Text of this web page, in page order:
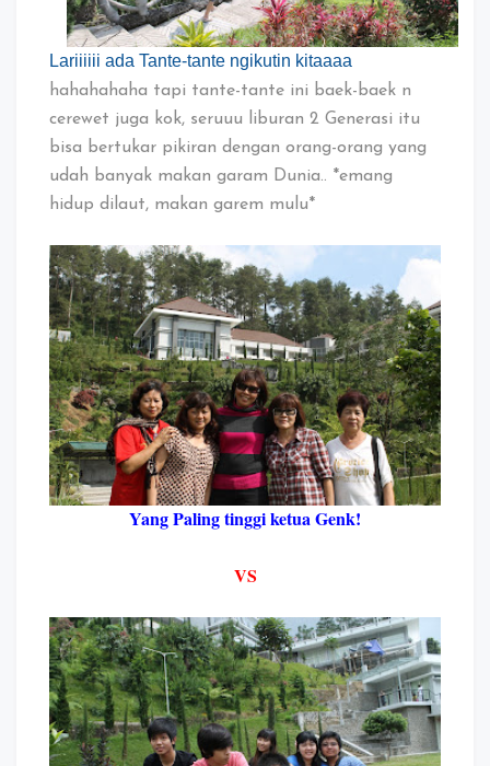
Lariiiiii ada Tante-tante ngikutin kitaaaa
hahahahaha tapi tante-tante ini baek-baek n
cerewet juga kok, seruuu liburan 2 Generasi itu
bisa bertukar pikiran dengan orang-orang yang
udah banyak makan garam Dunia.. *emang
hidup dilaut, makan garem mulu*
Yang Paling tinggi ketua Genk!
VS